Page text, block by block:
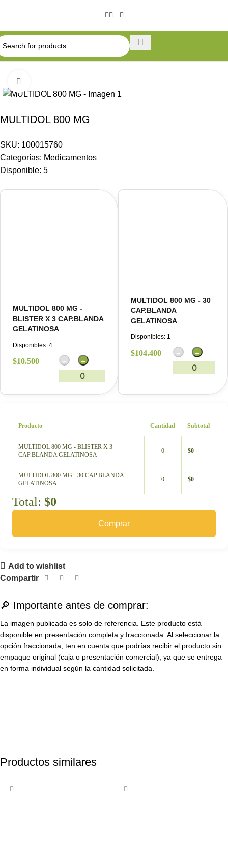
MULTIDOL 800 MG
SKU: 100015760
Categorías: Medicamentos
Disponible: 5
MULTIDOL 800 MG -
BLISTER X 3 CAP.BLANDA
GELATINOSA
Disponibles: 4
$10.500 − +
0
MULTIDOL 800 MG - 30
CAP.BLANDA
GELATINOSA
Disponibles: 1
$104.400 − +
0
Producto Cantidad Subtotal
MULTIDOL 800 MG - BLISTER X 3
CAP.BLANDA GELATINOSA
0 $0
MULTIDOL 800 MG - 30 CAP.BLANDA
GELATINOSA
0 $0
Total: $0
Comprar
Add to wishlist
Compartir
🔎 Importante antes de comprar:
La imagen publicada es solo de referencia. Este producto está
disponible en presentación completa y fraccionada. Al seleccionar la
opción fraccionada, ten en cuenta que podrías recibir el producto sin
empaque original (caja o presentación comercial), ya que se entrega
en forma individual según la cantidad solicitada.
Productos similares